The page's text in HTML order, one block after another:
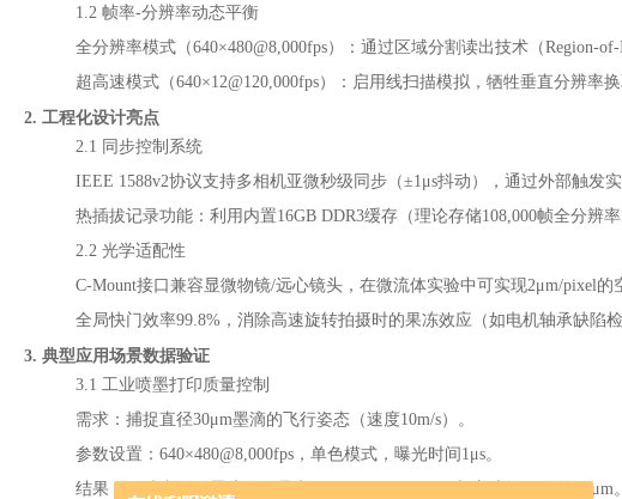
1.2 帧率-分辨率动态平衡
全分辨率模式（640×480@8,000fps）：通过区域分割读出技术（Region-
超高速模式（640×12@120,000fps）：启用线扫描模拟，牺牲垂直分辨率
2. 工程化设计亮点
2.1 同步控制系统
IEEE 1588v2协议支持多相机亚微秒级同步（±1μs抖动），通过外部触发
热插拔记录功能：利用内置16GB DDR3缓存（理论存储108,000帧全分辨
2.2 光学适配性
C-Mount接口兼容显微物镜/远心镜头，在微流体实验中可实现2μm/pixel的
全局快门效率99.8%，消除高速旋转拍摄时的果冻效应（如电机轴承缺陷检
3. 典型应用场景数据验证
3.1 工业喷墨打印质量控制
需求：捕捉直径30μm墨滴的飞行姿态（速度10m/s）。
参数设置：640×480@8,000fps，单色模式，曝光时间1μs。
结果：可清晰识别墨滴的卫星点（Satellite Droplet）与主滴间距偏差±5μm。